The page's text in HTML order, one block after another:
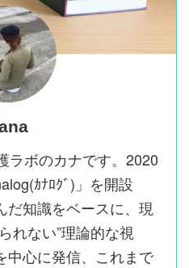
ラボのカナです。2020
ｶﾅﾛｸﾞ)」を開設
だ知識をベースに、現
れない”理論的な視
中心に発信、これまで